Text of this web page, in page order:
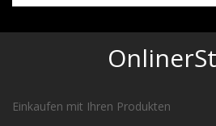
Einkaufen mit Ihren Produkten